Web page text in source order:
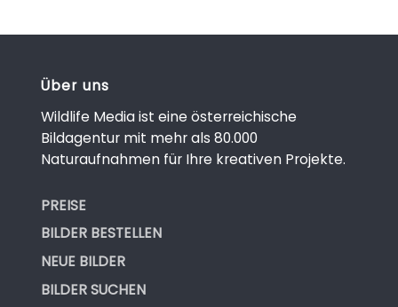
Über uns
Wildlife Media ist eine österreichische
Bildagentur mit mehr als 80.000
Naturaufnahmen für Ihre kreativen Projekte.
PREISE
BILDER BESTELLEN
NEUE BILDER
BILDER SUCHEN